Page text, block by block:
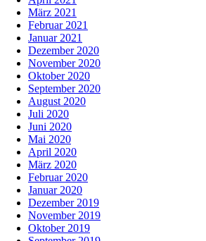
März 2021
Februar 2021
Januar 2021
Dezember 2020
November 2020
Oktober 2020
September 2020
August 2020
Juli 2020
Juni 2020
Mai 2020
April 2020
März 2020
Februar 2020
Januar 2020
Dezember 2019
November 2019
Oktober 2019